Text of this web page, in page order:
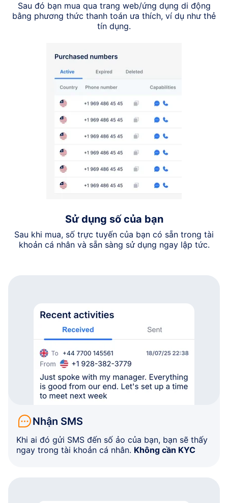
Sau đó bạn mua qua trang web/ứng dụng di động
bằng phương thức thanh toán ưa thích, ví dụ như thẻ
tín dụng.
Sử dụng số của bạn
Sau khi mua, số trực tuyến của bạn có sẵn trong tài
khoản cá nhân và sẵn sàng sử dụng ngay lập tức.
Nhận SMS
Khi ai đó gửi SMS đến số ảo của bạn, bạn sẽ thấy
ngay trong tài khoản cá nhân. Không cần KYC